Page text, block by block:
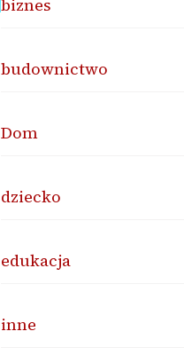
biznes
budownictwo
Dom
dziecko
edukacja
inne